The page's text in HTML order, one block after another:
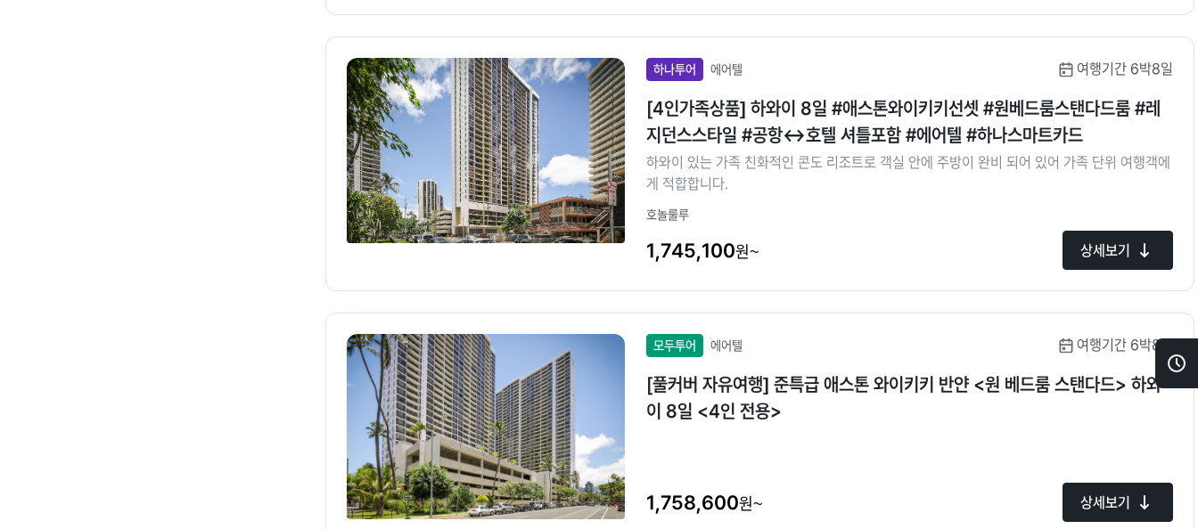
최
하나투어 에어텔 여행기간 6박8일
[4인가족상품] 하와이 8일 #애스톤와이키키선셋 #원베드룸스탠다드룸 #레
지던스스타일 #공항↔호텔 셔틀포함 #에어텔 #하나스마트카드
하와이 있는 가족 친화적인 콘도 리조트로 객실 안에 주방이 완비 되어 있어 가족 단위 여행객에
게 적합합니다.
호놀룰루
1,745,100원~ 상세보기
모두투어 에어텔 여행기간 6박8일
[풀커버 자유여행] 준특급 애스톤 와이키키 반얀 <원 베드룸 스탠다드> 하와
이 8일 <4인 전용>
1,758,600원~ 상세보기